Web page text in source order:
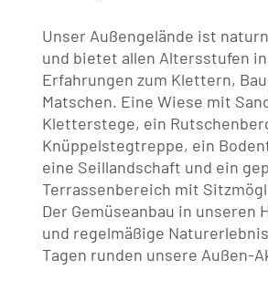
Unser Außengelände ist
und bietet allen Altersstufen
Erfahrungen zum Klettern,
Matschen. Eine Wiese mit
Kletterstege, ein
Knüppelstegtreppe, ein
eine Seillandschaft und ein
Terrassenbereich mit
Der Gemüseanbau in unseren
und regelmäßige
Tagen runden unsere Außen-